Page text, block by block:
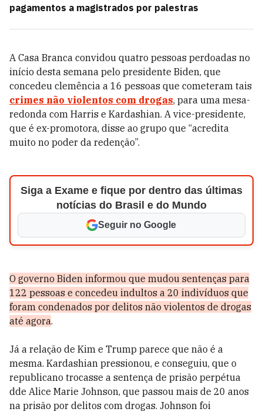
pagamentos a magistrados por palestras
A Casa Branca convidou quatro pessoas perdoadas no
início desta semana pelo presidente Biden, que
concedeu clemência a 16 pessoas que cometeram tais
crimes não violentos com drogas, para uma mesa-
redonda com Harris e Kardashian. A vice-presidente,
que é ex-promotora, disse ao grupo que “acredita
muito no poder da redenção”.
Siga a Exame e fique por dentro das últimas
notícias do Brasil e do Mundo
Seguir no Google
O governo Biden informou que mudou sentenças para
122 pessoas e concedeu indultos a 20 indivíduos que
foram condenados por delitos não violentos de drogas
até agora.
Já a relação de Kim e Trump parece que não é a
mesma. Kardashian pressionou, e conseguiu, que o
republicano trocasse a sentença de prisão perpétua
dde Alice Marie Johnson, que passou mais de 20 anos
na prisão por delitos com drogas. Johnson foi